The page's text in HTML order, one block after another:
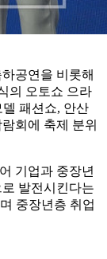
공연을 비롯해
의 오토쇼 으라
패션쇼, 안산
회에 축제 분위
기업과 중장년
발전시킨다는
중장년층 취업